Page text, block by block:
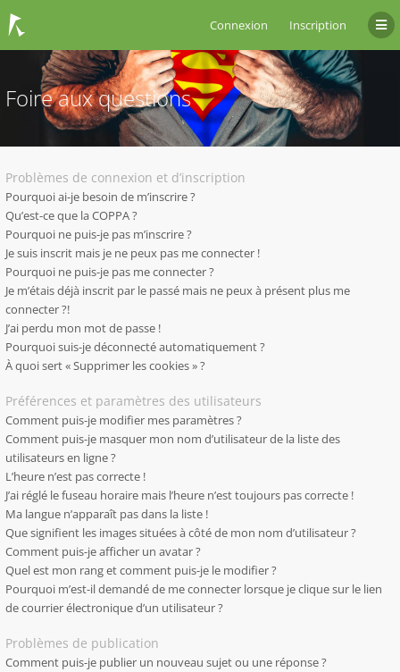
Connexion Inscription
Foire aux questions
Problèmes de connexion et d’inscription
Pourquoi ai-je besoin de m’inscrire ?
Qu’est-ce que la COPPA ?
Pourquoi ne puis-je pas m’inscrire ?
Je suis inscrit mais je ne peux pas me connecter !
Pourquoi ne puis-je pas me connecter ?
Je m’étais déjà inscrit par le passé mais ne peux à présent plus me
connecter ?!
J’ai perdu mon mot de passe !
Pourquoi suis-je déconnecté automatiquement ?
À quoi sert « Supprimer les cookies » ?
Préférences et paramètres des utilisateurs
Comment puis-je modifier mes paramètres ?
Comment puis-je masquer mon nom d’utilisateur de la liste des
utilisateurs en ligne ?
L’heure n’est pas correcte !
J’ai réglé le fuseau horaire mais l’heure n’est toujours pas correcte !
Ma langue n’apparaît pas dans la liste !
Que signifient les images situées à côté de mon nom d’utilisateur ?
Comment puis-je afficher un avatar ?
Quel est mon rang et comment puis-je le modifier ?
Pourquoi m’est-il demandé de me connecter lorsque je clique sur le lien
de courrier électronique d’un utilisateur ?
Problèmes de publication
Comment puis-je publier un nouveau sujet ou une réponse ?